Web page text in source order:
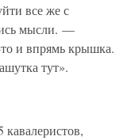
все же с
мысли. —
и впрямь крышка.
тут».